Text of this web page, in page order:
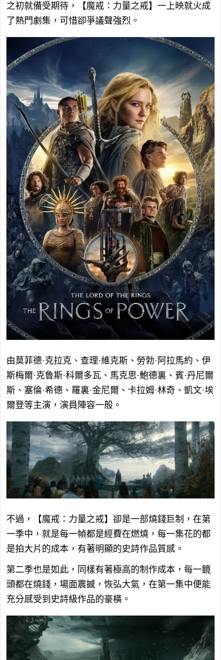
之初就備受期待，【魔戒：力量之戒】一上映就火成
了熱門劇集，可惜卻爭議聲強烈。
由莫菲德·克拉克、查理·維克斯、勞勃·阿拉馬約、伊
斯梅爾·克魯斯·科爾多瓦、馬克思·鮑德裏、賓·丹尼爾
斯、塞倫·希德、羅裏·金尼爾、卡拉姆·林奇、凱文·埃
爾登等主演，演員陣容一般。
不過，【魔戒：力量之戒】卻是一部燒錢巨制，在第
一季中，就是每一幀都是經費在燃燒，每一集花的都
是拍大片的成本，有著明顯的史詩作品質感。
第二季也是如此，同樣有著極高的制作成本，每一鏡
頭都在燒錢，場面震撼，恢弘大氣，在第一集中便能
充分感受到史詩級作品的豪橫。